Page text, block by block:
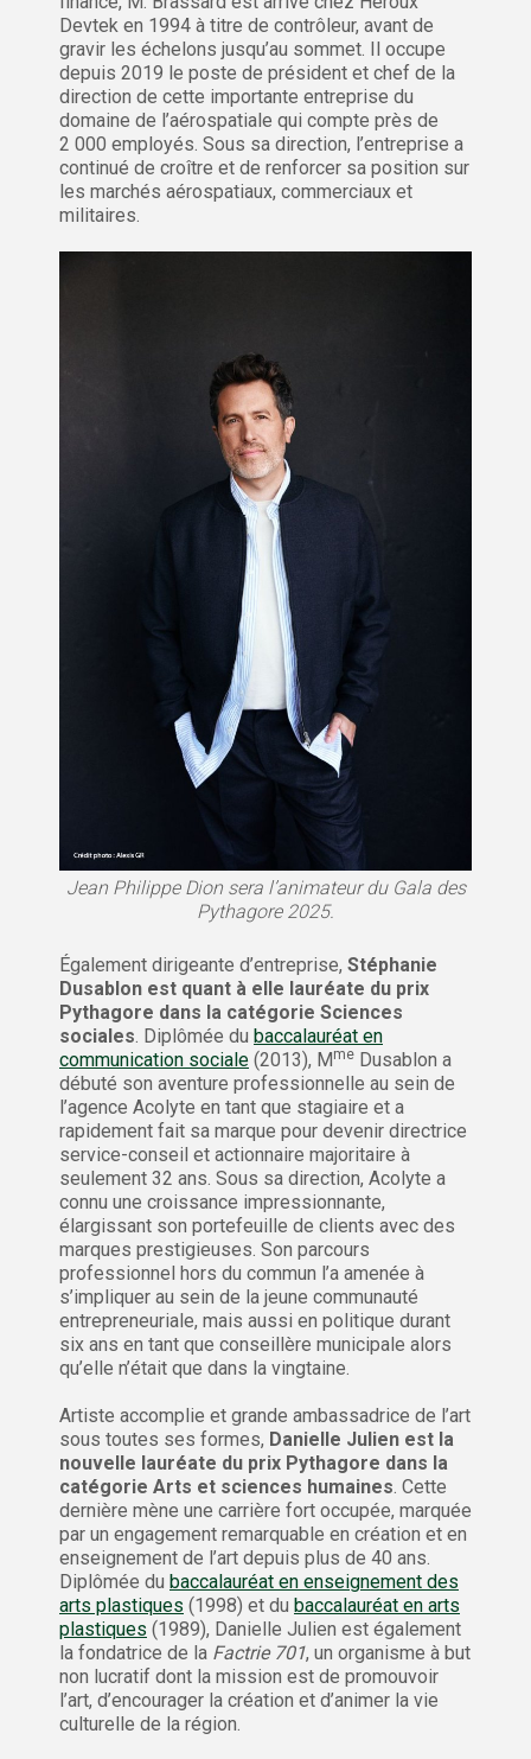
Devtek en 1994 à titre de contrôleur, avant de
gravir les échelons jusqu’au sommet. Il occupe
depuis 2019 le poste de président et chef de la
direction de cette importante entreprise du
domaine de l’aérospatiale qui compte près de
2 000 employés. Sous sa direction, l’entreprise a
continué de croître et de renforcer sa position sur
les marchés aérospatiaux, commerciaux et
militaires.
Jean Philippe Dion sera l’animateur du Gala des
Pythagore 2025.
Également dirigeante d’entreprise, Stéphanie
Dusablon est quant à elle lauréate du prix
Pythagore dans la catégorie Sciences
sociales. Diplômée du baccalauréat en
communication sociale (2013), Mme Dusablon a
débuté son aventure professionnelle au sein de
l’agence Acolyte en tant que stagiaire et a
rapidement fait sa marque pour devenir directrice
service-conseil et actionnaire majoritaire à
seulement 32 ans. Sous sa direction, Acolyte a
connu une croissance impressionnante,
élargissant son portefeuille de clients avec des
marques prestigieuses. Son parcours
professionnel hors du commun l’a amenée à
s’impliquer au sein de la jeune communauté
entrepreneuriale, mais aussi en politique durant
six ans en tant que conseillère municipale alors
qu’elle n’était que dans la vingtaine.
Artiste accomplie et grande ambassadrice de l’art
sous toutes ses formes, Danielle Julien est la
nouvelle lauréate du prix Pythagore dans la
catégorie Arts et sciences humaines. Cette
dernière mène une carrière fort occupée, marquée
par un engagement remarquable en création et en
enseignement de l’art depuis plus de 40 ans.
Diplômée du baccalauréat en enseignement des
arts plastiques (1998) et du baccalauréat en arts
plastiques (1989), Danielle Julien est également
la fondatrice de la Factrie 701, un organisme à but
non lucratif dont la mission est de promouvoir
l’art, d’encourager la création et d’animer la vie
culturelle de la région.